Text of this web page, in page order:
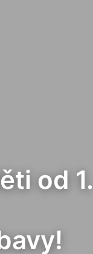
od